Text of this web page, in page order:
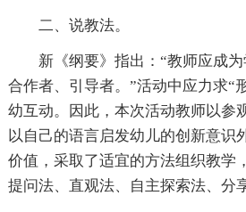
二、说教法。
新《纲要》指出：“教师应成为
合作者、引导者。”活动中应力求“
幼互动。因此，本次活动教师以参
以自己的语言启发幼儿的创新意识
价值，采取了适宜的方法组织教学
提问法、直观法、自主探索法、分